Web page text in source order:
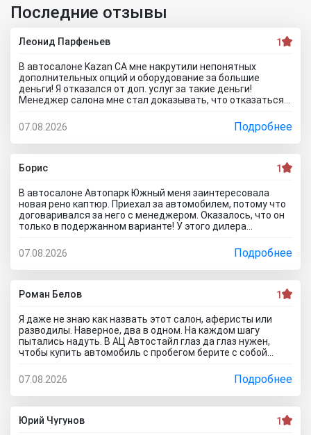
Последние отзывы
Леонид Парфеньев 1
В автосалоне Kazan CA мне накрутили непонятных
дополнительных опций и оборудование за большие
деньги! Я отказался от доп. услуг за такие деньги!
Менеджер салона мне стал доказывать, что отказаться
происходит?! Отчего это невозможно? это развод и
кидалово! Оставил салон без автомобиля, потому что не
хотел его приобретать с допами за большие деньги да и
вам не советую!
07.08.2026 Подробнее
Борис 1
В автосалоне Автопарк Южный меня заинтересовала
новая рено каптюр. Приехал за автомобилем, потому что
договаривался за него с менеджером. Оказалось, что он
только в подержанном варианте! У этого дилера
советовал бы вам приезжать в этот автоцентр на
Гражданскую 1Д в Ставрополь, потому что это наглый
обман! Они только на сайте большой автосалон с
шикарными ценами, на деле мелкая шарашка разводящая
покупателей.
07.08.2026 Подробнее
Роман Белов 1
Я даже не знаю как назвать этот салон, аферисты или
разводилы. Наверное, два в одном. На каждом шагу
пытались надуть. В АЦ Автостайл глаз да глаз нужен,
чтобы купить автомобиль с пробегом берите с собой
еще юриста захватите. Менеджер вообще никак не давал
осмотреть авто. Ни капот открыть, ни в салон сесть, ни
днище глянуть. Попросил документы и то вместо них
ксерокопии принес. Мне даже смешно стало. Может по
картинкам тачку выбирать будем? Как я его не убеждал,
07.08.2026 Подробнее
Юрий Чугунов 1